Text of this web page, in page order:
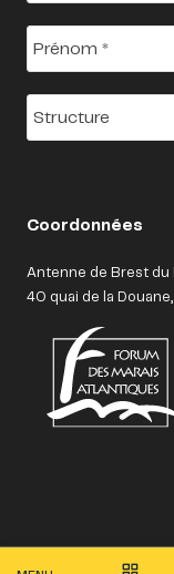
Coordonnées
Antenne de Brest du
40 quai de la Douane,